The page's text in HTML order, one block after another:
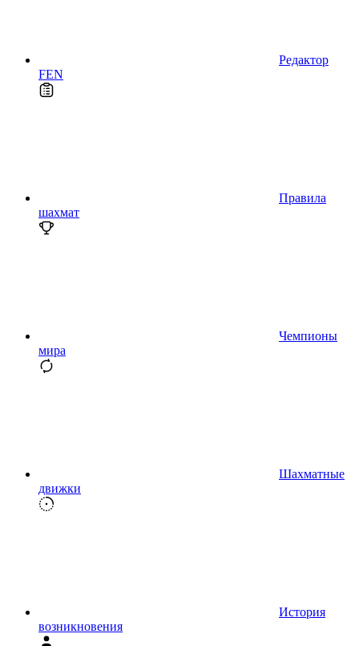
Редактор
FEN
Правила
шахмат
Чемпионы
мира
Шахматные
движки
История
возникновения